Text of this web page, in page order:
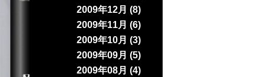
2009年12月 (8)
2009年11月 (6)
2009年10月 (3)
2009年09月 (5)
2009年08月 (4)